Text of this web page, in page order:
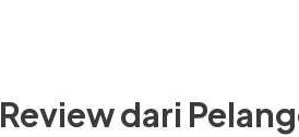
Review dari